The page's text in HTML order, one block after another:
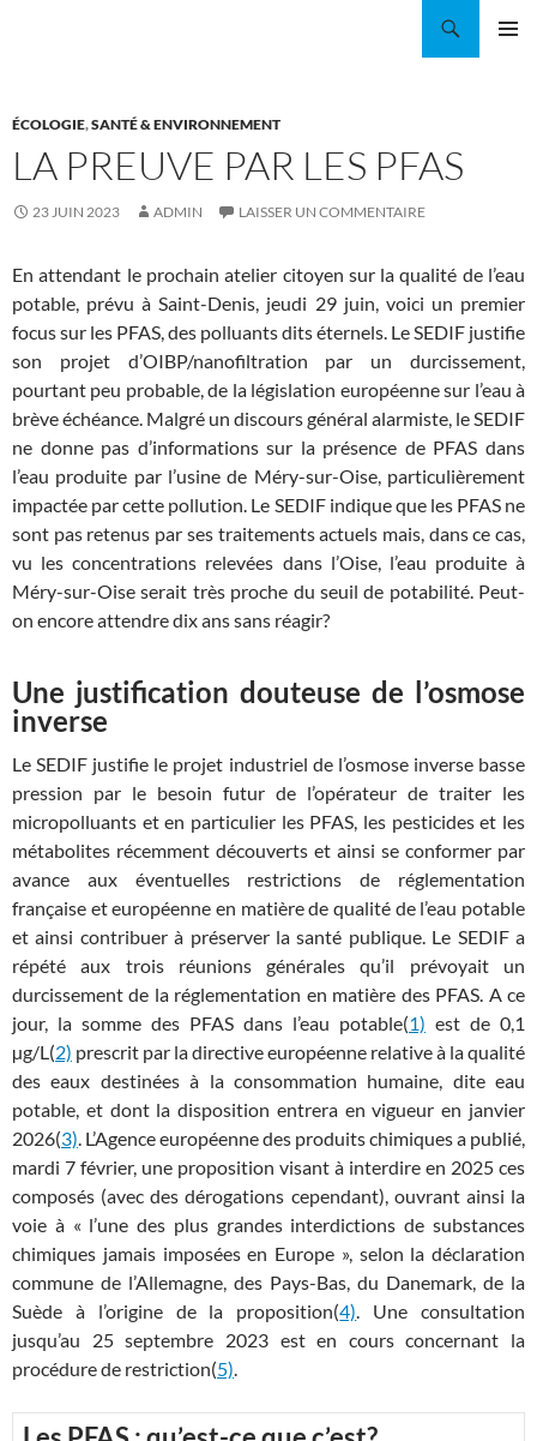
ÉCOLOGIE,SANTÉ & ENVIRONNEMENT
LA PREUVE PAR LES PFAS
23 JUIN 2023 ADMIN LAISSER UN COMMENTAIRE
En attendant le prochain atelier citoyen sur la qualité de l’eau
potable, prévu à Saint-Denis, jeudi 29 juin, voici un premier
focus sur les PFAS, des polluants dits éternels. Le SEDIF justifie
son projet d’OIBP/nanofiltration par un durcissement,
pourtant peu probable, de la législation européenne sur l’eau à
brève échéance. Malgré un discours général alarmiste, le SEDIF
ne donne pas d’informations sur la présence de PFAS dans
l’eau produite par l’usine de Méry-sur-Oise, particulièrement
impactée par cette pollution. Le SEDIF indique que les PFAS ne
sont pas retenus par ses traitements actuels mais, dans ce cas,
vu les concentrations relevées dans l’Oise, l’eau produite à
Méry-sur-Oise serait très proche du seuil de potabilité. Peut-
on encore attendre dix ans sans réagir?
Une justification douteuse de l’osmose
inverse
Le SEDIF justifie le projet industriel de l’osmose inverse basse
pression par le besoin futur de l’opérateur de traiter les
micropolluants et en particulier les PFAS, les pesticides et les
métabolites récemment découverts et ainsi se conformer par
avance aux éventuelles restrictions de réglementation
française et européenne en matière de qualité de l’eau potable
et ainsi contribuer à préserver la santé publique. Le SEDIF a
répété aux trois réunions générales qu’il prévoyait un
durcissement de la réglementation en matière des PFAS. A ce
jour, la somme des PFAS dans l’eau potable(1) est de 0,1
µg/L(2) prescrit par la directive européenne relative à la qualité
des eaux destinées à la consommation humaine, dite eau
potable, et dont la disposition entrera en vigueur en janvier
2026(3). L’Agence européenne des produits chimiques a publié,
mardi 7 février, une proposition visant à interdire en 2025 ces
composés (avec des dérogations cependant), ouvrant ainsi la
voie à « l’une des plus grandes interdictions de substances
chimiques jamais imposées en Europe », selon la déclaration
commune de l’Allemagne, des Pays-Bas, du Danemark, de la
Suède à l’origine de la proposition(4). Une consultation
jusqu’au 25 septembre 2023 est en cours concernant la
procédure de restriction(5).